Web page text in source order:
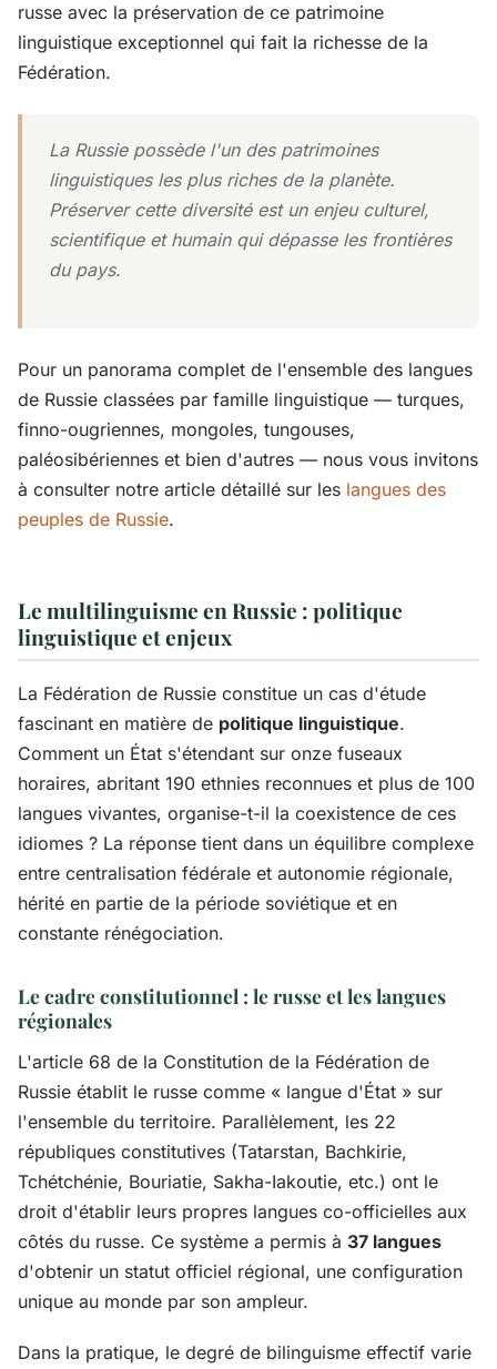
russe avec la préservation de ce patrimoine
linguistique exceptionnel qui fait la richesse de la
Fédération.
La Russie possède l'un des patrimoines
linguistiques les plus riches de la planète.
Préserver cette diversité est un enjeu culturel,
scientifique et humain qui dépasse les frontières
du pays.
Pour un panorama complet de l'ensemble des langues
de Russie classées par famille linguistique — turques,
finno-ougriennes, mongoles, tungouses,
paléosibériennes et bien d'autres — nous vous invitons
à consulter notre article détaillé sur les langues des
peuples de Russie.
Le multilinguisme en Russie : politique
linguistique et enjeux
La Fédération de Russie constitue un cas d'étude
fascinant en matière de politique linguistique.
Comment un État s'étendant sur onze fuseaux
horaires, abritant 190 ethnies reconnues et plus de 100
langues vivantes, organise-t-il la coexistence de ces
idiomes ? La réponse tient dans un équilibre complexe
entre centralisation fédérale et autonomie régionale,
hérité en partie de la période soviétique et en
constante rénégociation.
Le cadre constitutionnel : le russe et les langues
régionales
L'article 68 de la Constitution de la Fédération de
Russie établit le russe comme « langue d'État » sur
l'ensemble du territoire. Parallèlement, les 22
républiques constitutives (Tatarstan, Bachkirie,
Tchétchénie, Bouriatie, Sakha-Iakoutie, etc.) ont le
droit d'établir leurs propres langues co-officielles aux
côtés du russe. Ce système a permis à 37 langues
d'obtenir un statut officiel régional, une configuration
unique au monde par son ampleur.
Dans la pratique, le degré de bilinguisme effectif varie